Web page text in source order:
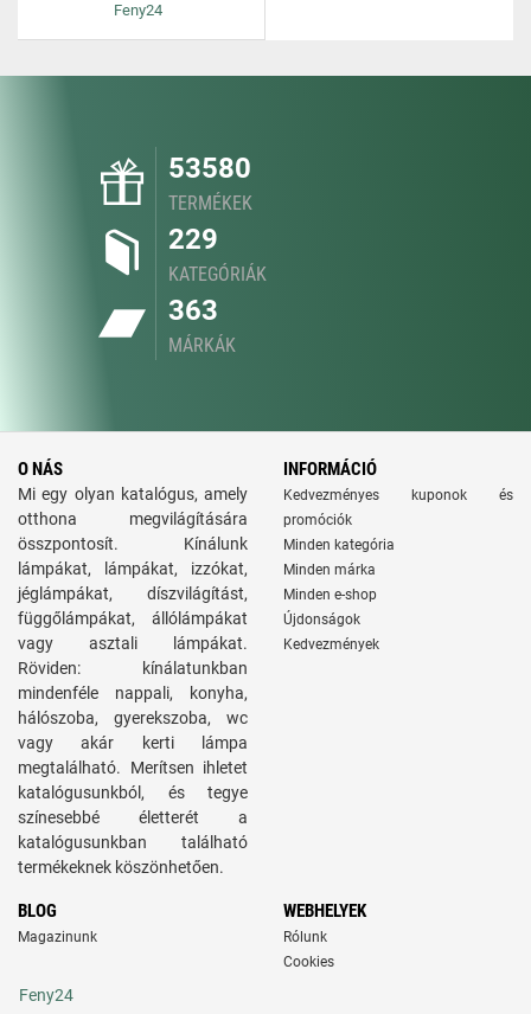
Feny24
53580
TERMÉKEK
229
KATEGÓRIÁK
363
MÁRKÁK
O NÁS
Mi egy olyan katalógus, amely
otthona megvilágítására
összpontosít. Kínálunk
lámpákat, lámpákat, izzókat,
jéglámpákat, díszvilágítást,
függőlámpákat, állólámpákat
vagy asztali lámpákat.
Röviden: kínálatunkban
mindenféle nappali, konyha,
hálószoba, gyerekszoba, wc
vagy akár kerti lámpa
megtalálható. Merítsen ihletet
katalógusunkból, és tegye
színesebbé életterét a
katalógusunkban található
termékeknek köszönhetően.
INFORMÁCIÓ
Kedvezményes kuponok és
promóciók
Minden kategória
Minden márka
Minden e-shop
Újdonságok
Kedvezmények
BLOG
Magazinunk
WEBHELYEK
Rólunk
Cookies
Feny24